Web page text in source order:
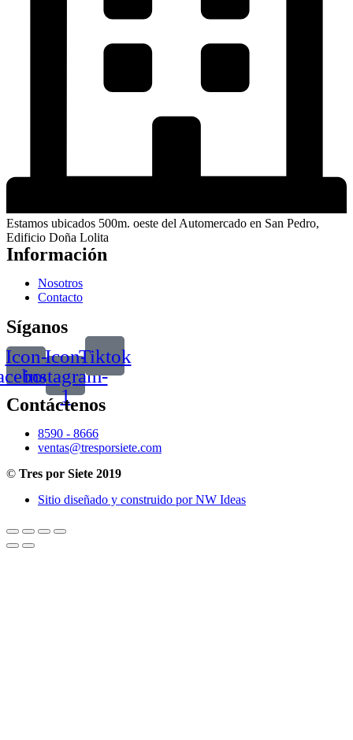
Estamos ubicados 500m. oeste del Automercado en San Pedro,
Edificio Doña Lolita
Información
Nosotros
Contacto
Síganos
Icon-Icon-
instagram-
1
Tiktok
Contáctenos
8590 - 8666
ventas@tresporsiete.com
© Tres por Siete 2019
Sitio diseñado y construido por NW Ideas